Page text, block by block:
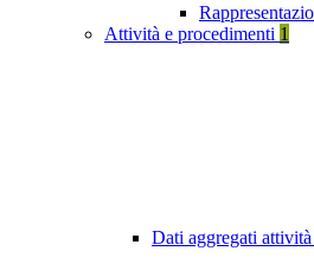
Attività e procedimenti 1
Dati aggregati